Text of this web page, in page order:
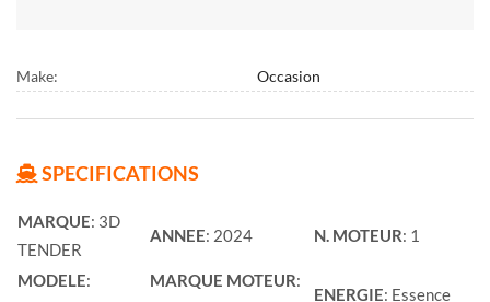
Make: Occasion
SPECIFICATIONS
MARQUE: 3D
TENDER
ANNEE: 2024 N. MOTEUR: 1
MODELE:
MARQUE MOTEUR:
ENERGIE: Essence